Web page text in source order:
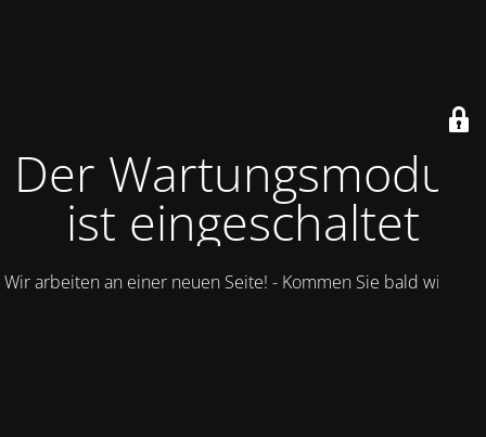
Der Wartungsmodus
ist eingeschaltet
Wir arbeiten an einer neuen Seite! - Kommen Sie bald wieder.